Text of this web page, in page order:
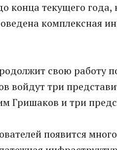
конца текущего
комплексная
свою работу
войдут три
Гришаков и три
появится